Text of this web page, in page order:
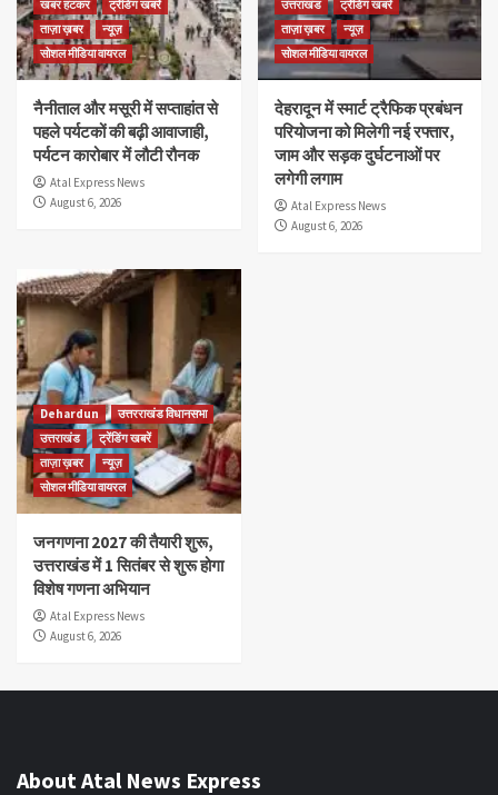
खबर हटकर
ट्रेंडिंग खबरें
ताज़ा ख़बर
न्यूज़
सोशल मीडिया वायरल
नैनीताल और मसूरी में सप्ताहांत से
पहले पर्यटकों की बढ़ी आवाजाही,
पर्यटन कारोबार में लौटी रौनक
Atal Express News
August 6, 2026
उत्तराखंड
ट्रेंडिंग खबरें
ताज़ा ख़बर
न्यूज़
सोशल मीडिया वायरल
देहरादून में स्मार्ट ट्रैफिक प्रबंधन
परियोजना को मिलेगी नई रफ्तार,
जाम और सड़क दुर्घटनाओं पर
लगेगी लगाम
Atal Express News
August 6, 2026
Dehardun
उत्तरराखंड विधानसभा
उत्तराखंड
ट्रेंडिंग खबरें
ताज़ा ख़बर
न्यूज़
सोशल मीडिया वायरल
जनगणना 2027 की तैयारी शुरू,
उत्तराखंड में 1 सितंबर से शुरू होगा
विशेष गणना अभियान
Atal Express News
August 6, 2026
About Atal News Express